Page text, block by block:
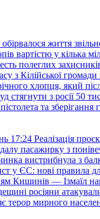
обірвалося життя
вартістю у кілька
полеглих
з Кілійської
хлопця, який
з росії 50
та
17:24 Реалізація
пасажирку з
вистрибнула з
у ЄС: нові правила
Кишинів — Ізмаїл
росіяни
терор мирного